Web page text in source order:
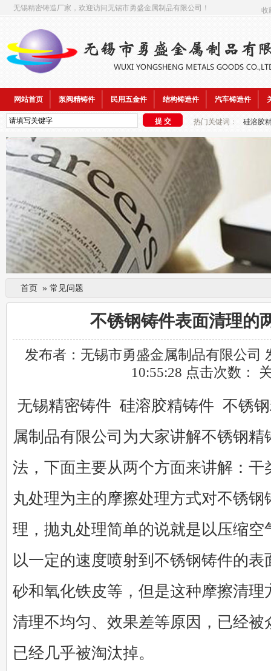
无锡精密铸造厂家，欢迎访问无锡市勇盛金属制品有限公司！ 收
网站首页 泵阀精铸件 民用五金件 结构铸造件 汽车铸造件
热门关键词： 硅溶胶
首页 » 常见问题
不锈钢铸件表面清理的
发布者：无锡市勇盛金属制品有限公司
10:55:28 点击次数：
无锡精密铸件 硅溶胶精铸件 不锈
属制品有限公司为大家讲解不锈钢
法，下面主要从两个方面来讲解：干
丸处理为主的摩擦处理方式对不锈钢
理，抛丸处理简单的说就是以压缩空
以一定的速度喷射到不锈钢铸件的
砂和氧化铁皮等，但是这种摩擦清理
清理不均匀、效果差等原因，已经被
已经几乎被淘汰掉。